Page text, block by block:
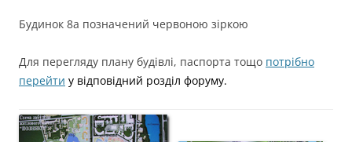
Будинок 8а позначений червоною зіркою
Для перегляду плану будівлі, паспорта тощо потрібно
перейти у відповідний розділ форуму.